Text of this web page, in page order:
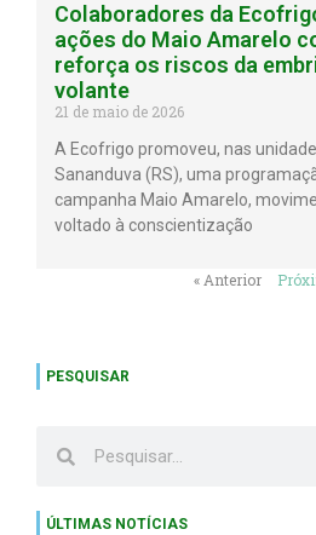
Colaboradores da
ações do Maio Amarelo
reforça os riscos da
volante
21 de maio de 2026
A Ecofrigo promoveu, nas
Sananduva (RS), uma
campanha Maio Amarelo,
voltado à conscientização
« Anterior
PESQUISAR
ÚLTIMAS NOTÍCIAS